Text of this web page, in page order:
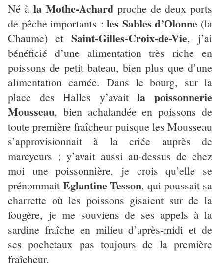
Né à la Mothe-Achard proche de deux ports
de pêche importants :les Sables d’Olonne (la
Chaume) et Saint-Gilles-Croix-de-Vie, j’ai
bénéficié d’une alimentation très riche en
poissons de petit bateau, bien plus que d’une
alimentation carnée. Dans le bourg, sur la
place des Halles y’avaitla poissonnerie
Mousseau, bien achalandée en poissons de
toute première fraîcheur puisque les Mousseau
s’approvisionnait à la criée auprès de
mareyeurs ; y’avait aussi au-dessus de chez
moi une poissonnière, je crois qu’elle se
prénommait Eglantine Tesson, qui poussait sa
charrette où les poissons gisaient sur de la
fougère, je me souviens de ses appels à la
sardine fraîche en milieu d’après-midi et de
ses pochetaux pas toujours de la première
fraîcheur.